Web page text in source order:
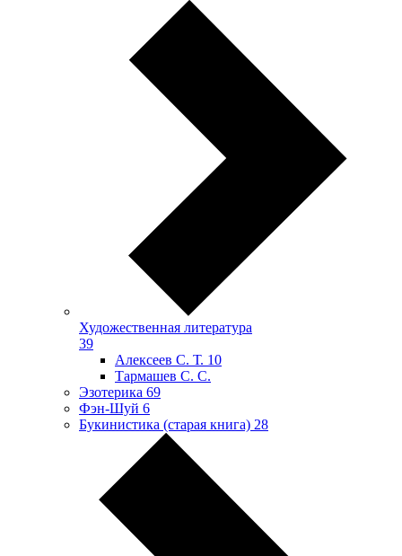
Художественная литература
39
Алексеев С. Т. 10
Тармашев С. С.
Эзотерика 69
Фэн-Шуй 6
Букинистика (старая книга) 28